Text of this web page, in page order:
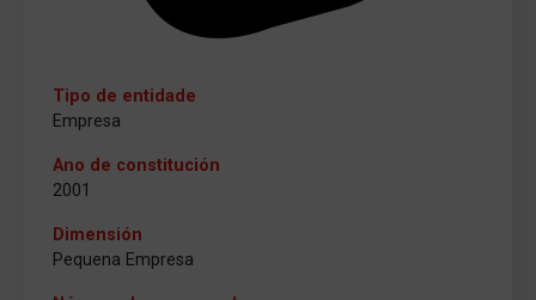
Tipo de entidade
Empresa
Ano de constitución
2001
Dimensión
Pequena Empresa